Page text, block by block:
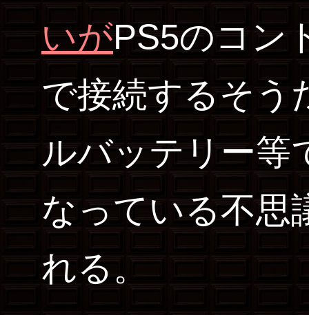
いがPS5のコン
で接続するそう
ルバッテリー等
なっている不思
れる。